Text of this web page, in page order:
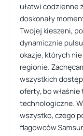
ułatwi codzienne
doskonały
Twojej kieszeni,
dynamicznie
okazje, których
regionie.
wszystkich
oferty, bo właśnie
technologiczne.
wszystko, czego
flagowców